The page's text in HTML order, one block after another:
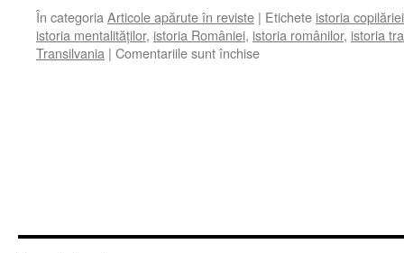
În categoria Articole apărute în reviste | Etichete istoria copilăriei
istoria mentalităţilor, istoria României, istoria românilor, istoria
Transilvania | Comentariile sunt închise